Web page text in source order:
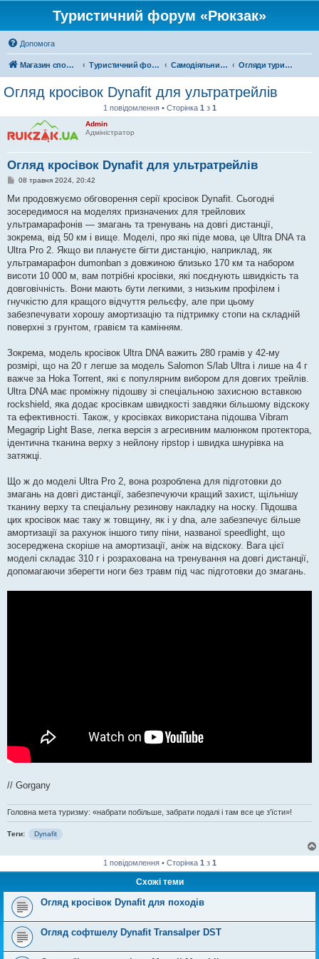
Туристичний форум «Рюкзак»
Допомога
Магазин спорядження Туристичний форум «Рюкзак» Самодіяльний туризм Огляди туристичного спорядження
Огляд кросівок Dynafit для ультратрейлів
1 повідомлення • Сторінка 1 з 1
Admin
Адміністратор
Огляд кросівок Dynafit для ультратрейлів
П
в
д
о
л
е
н
я
08 травня 2024, 20:42
Ми продовжуємо обговорення серії кросівок Dynafit. Сьогодні
зосередимося на моделях призначених для трейлових
ультрамарафонів — змагань та тренувань на довгі дистанції,
зокрема, від 50 км і вище. Моделі, про які піде мова, це Ultra DNA та
Ultra Pro 2. Якщо ви плануєте бігти дистанцію, наприклад, як
ультрамарафон dumonban з довжиною близько 170 км та набором
висоти 10 000 м, вам потрібні кросівки, які поєднують швидкість та
довговічність. Вони мають бути легкими, з низьким профілем і
гнучкістю для кращого відчуття рельєфу, але при цьому
забезпечувати хорошу амортизацію та підтримку стопи на складній
поверхні з грунтом, гравієм та камінням.
Зокрема, модель кросівок Ultra DNA важить 280 грамів у 42-му
розмірі, що на 20 г легше за модель Salomon S/lab Ultra і лише на 4 г
важче за Hoka Torrent, які є популярним вибором для довгих трейлів.
Ultra DNA має проміжну підошву зі спеціальною захисною вставкою
rockshield, яка додає кросівкам швидкості завдяки більшому відскоку
та ефективності. Також, у кросівках використана підошва Vibram
Megagrip Light Base, легка версія з агресивним малюнком протектора,
ідентична тканина верху з нейлону ripstop і швидка шнурівка на
затяжці.
Що ж до моделі Ultra Pro 2, вона розроблена для підготовки до
змагань на довгі дистанції, забезпечуючи кращий захист, щільнішу
тканину верху та спеціальну резинову накладку на носку. Підошва
цих кросівок має таку ж товщину, як і у dna, але забезпечує більше
амортизації за рахунок іншого типу піни, названої speedlight, що
зосереджена скоріше на амортизації, аніж на відскоку. Вага цієї
моделі складає 310 г і розрахована на тренування на довгі дистанції,
допомагаючи зберегти ноги без травм під час підготовки до змагань.
// Gorgany
Головна мета туризму: «набрати побільше, забрати подалі і там все це з'їсти»!
Теги: Dynafit
1 повідомлення • Сторінка 1 з 1
Схожі теми
Огляд кросівок Dynafit для походів
Огляд софтшелу Dynafit Transalper DST